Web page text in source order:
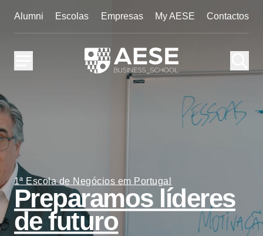
Alumni Escolas Empresas My AESE Contactos
1ª Escola de Negócios em Portugal
Preparamos líderes
de futuro